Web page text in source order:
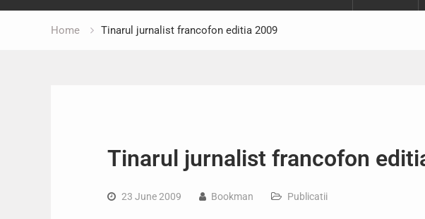
Home Tinarul jurnalist francofon editia 2009
Tinarul jurnalist francofon
23 June 2009 Bookman Publicatii